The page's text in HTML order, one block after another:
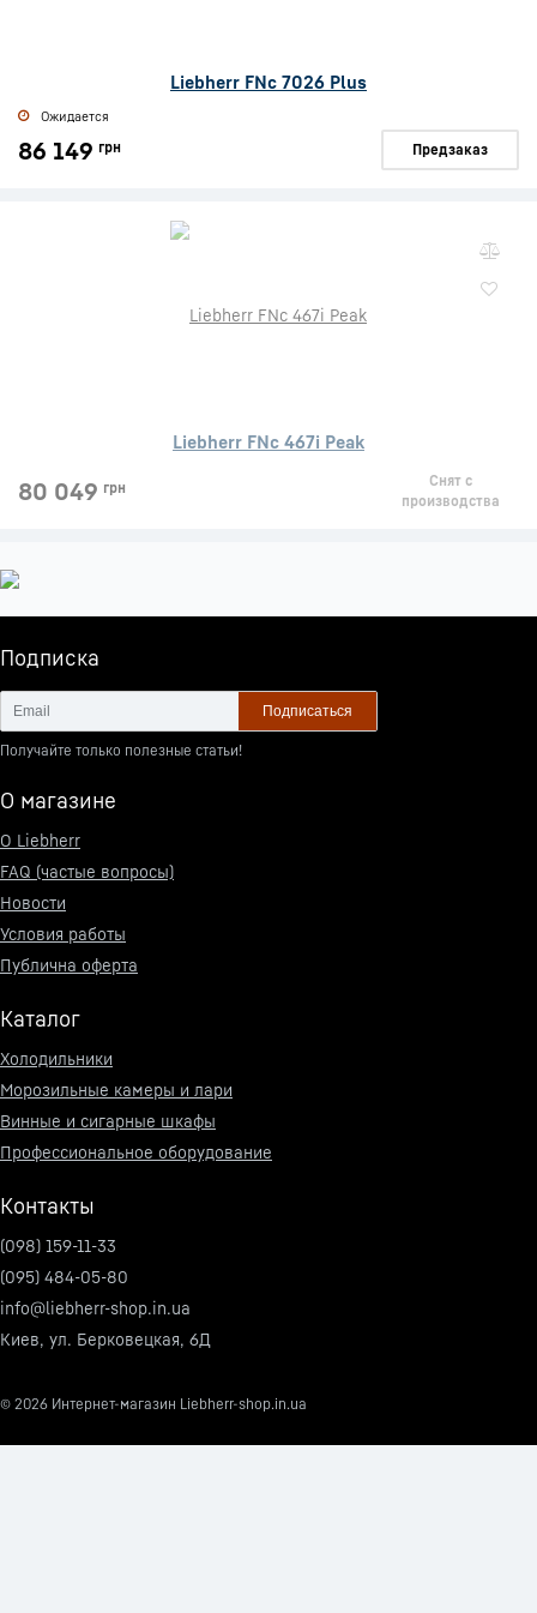
Liebherr FNc 7026 Plus
Ожидается
86 149 грн Предзаказ
Liebherr FNc 467i Peak
80 049 грн
Снят с
производства
Подписка
Подписаться
Получайте только полезные статьи!
О магазине
О Liebherr
FAQ (частые вопросы)
Новости
Условия работы
Публична оферта
Каталог
Холодильники
Морозильные камеры и лари
Винные и сигарные шкафы
Профессиональное оборудование
Контакты
(098) 159-11-33
(095) 484-05-80
info@liebherr-shop.in.ua
Киев, ул. Берковецкая, 6Д
© 2026 Интернет-магазин Liebherr-shop.in.ua